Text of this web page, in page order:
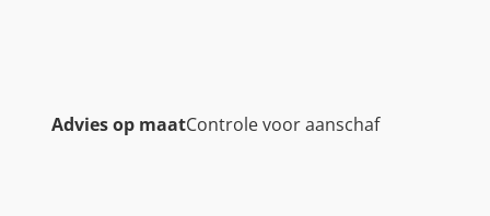
Advies op maatControle voor aanschaf